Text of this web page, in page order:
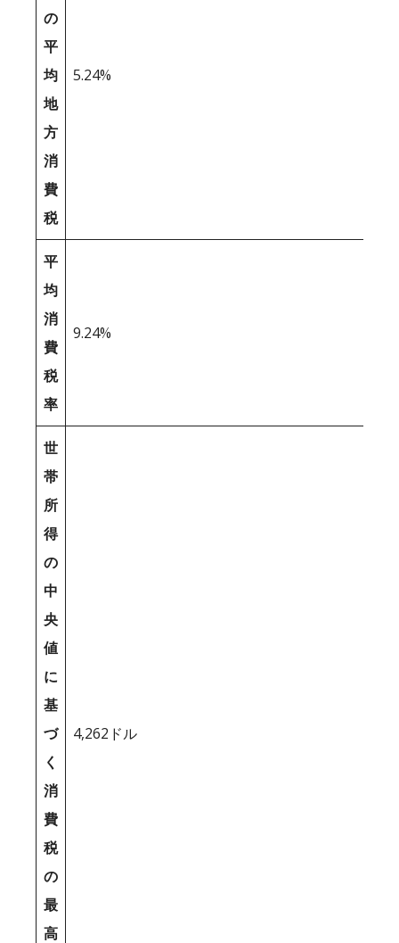
の
平
均
地
方
消
費
税
5.24%
平
均
消
費
税
率
9.24%
世
帯
所
得
の
中
央
値
に
基
づ
く
消
費
税
の
最
高
4,262ドル